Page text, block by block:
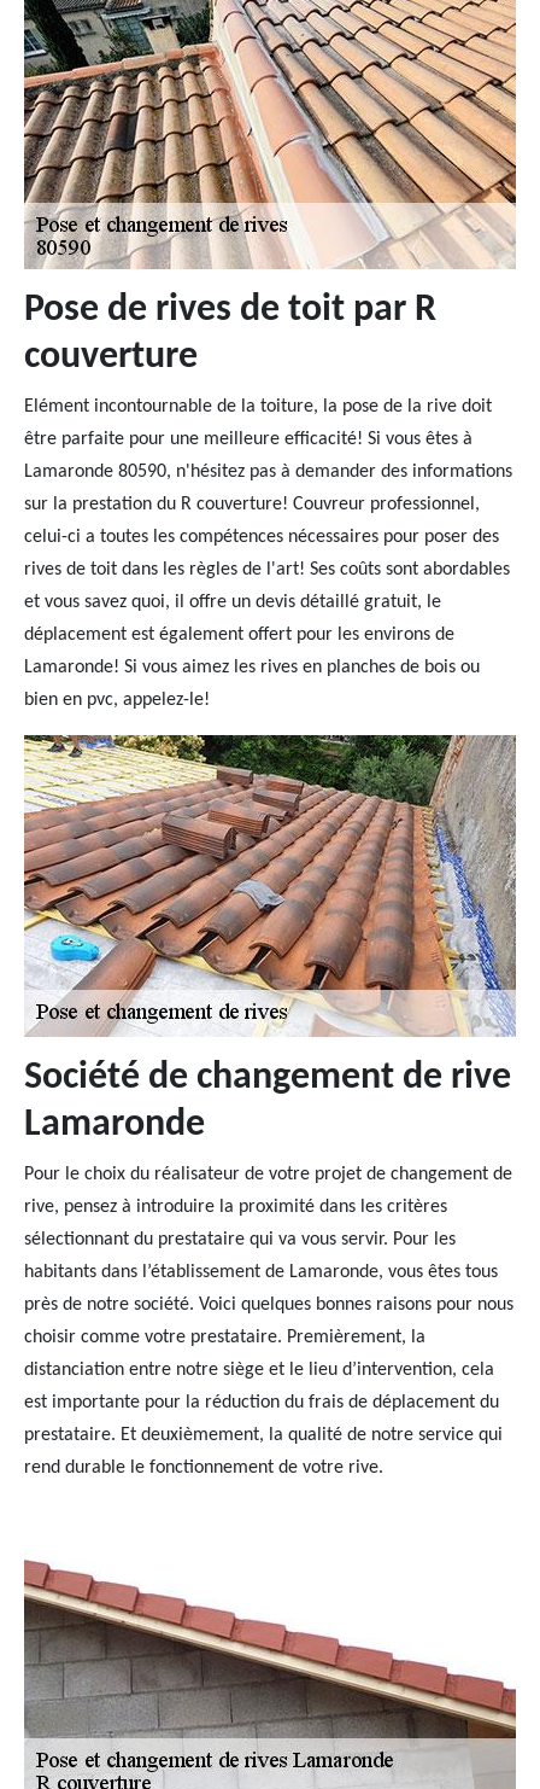
Pose de rives de toit par R
couverture
Elément incontournable de la toiture, la pose de la rive doit
être parfaite pour une meilleure efficacité! Si vous êtes à
Lamaronde 80590, n'hésitez pas à demander des informations
sur la prestation du R couverture! Couvreur professionnel,
celui-ci a toutes les compétences nécessaires pour poser des
rives de toit dans les règles de l'art! Ses coûts sont abordables
et vous savez quoi, il offre un devis détaillé gratuit, le
déplacement est également offert pour les environs de
Lamaronde! Si vous aimez les rives en planches de bois ou
bien en pvc, appelez-le!
Société de changement de rive
Lamaronde
Pour le choix du réalisateur de votre projet de changement de
rive, pensez à introduire la proximité dans les critères
sélectionnant du prestataire qui va vous servir. Pour les
habitants dans l’établissement de Lamaronde, vous êtes tous
près de notre société. Voici quelques bonnes raisons pour nous
choisir comme votre prestataire. Premièrement, la
distanciation entre notre siège et le lieu d’intervention, cela
est importante pour la réduction du frais de déplacement du
prestataire. Et deuxièmement, la qualité de notre service qui
rend durable le fonctionnement de votre rive.